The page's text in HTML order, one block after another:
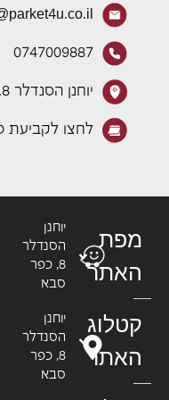
jack@parket4u.co.il
0747009887
יוחנן הסנדלר 8, כפר סבא
לחצו לקביעת פגישה
הסנדלר
8, כפר
סבא
יוחנן
הסנדלר
8, כפר